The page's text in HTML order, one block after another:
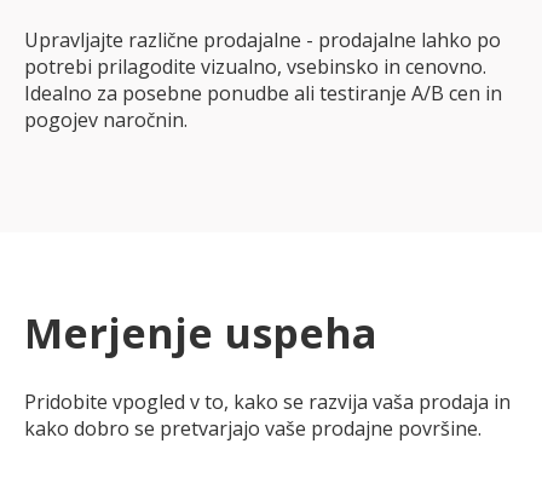
Upravljajte različne prodajalne - prodajalne lahko po
potrebi prilagodite vizualno, vsebinsko in cenovno.
Idealno za posebne ponudbe ali testiranje A/B cen in
pogojev naročnin.
Merjenje uspeha
Pridobite vpogled v to, kako se razvija vaša prodaja in
kako dobro se pretvarjajo vaše prodajne površine.